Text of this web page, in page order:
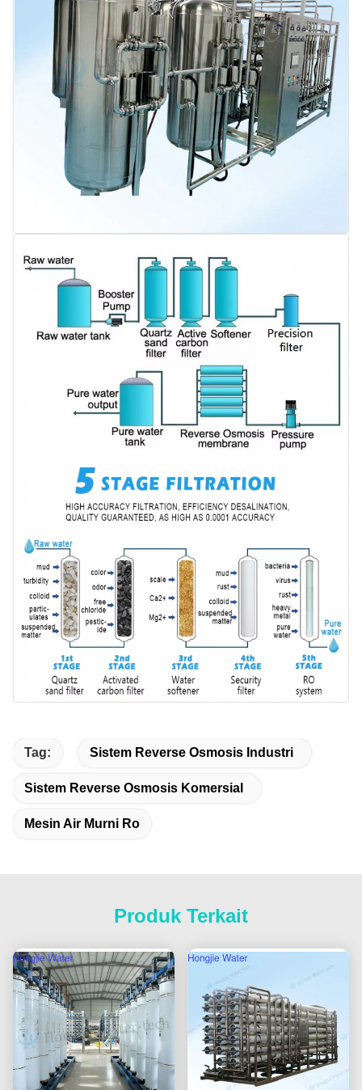
Tag: Sistem Reverse Osmosis Industri
Sistem Reverse Osmosis Komersial
Mesin Air Murni Ro
Produk Terkait